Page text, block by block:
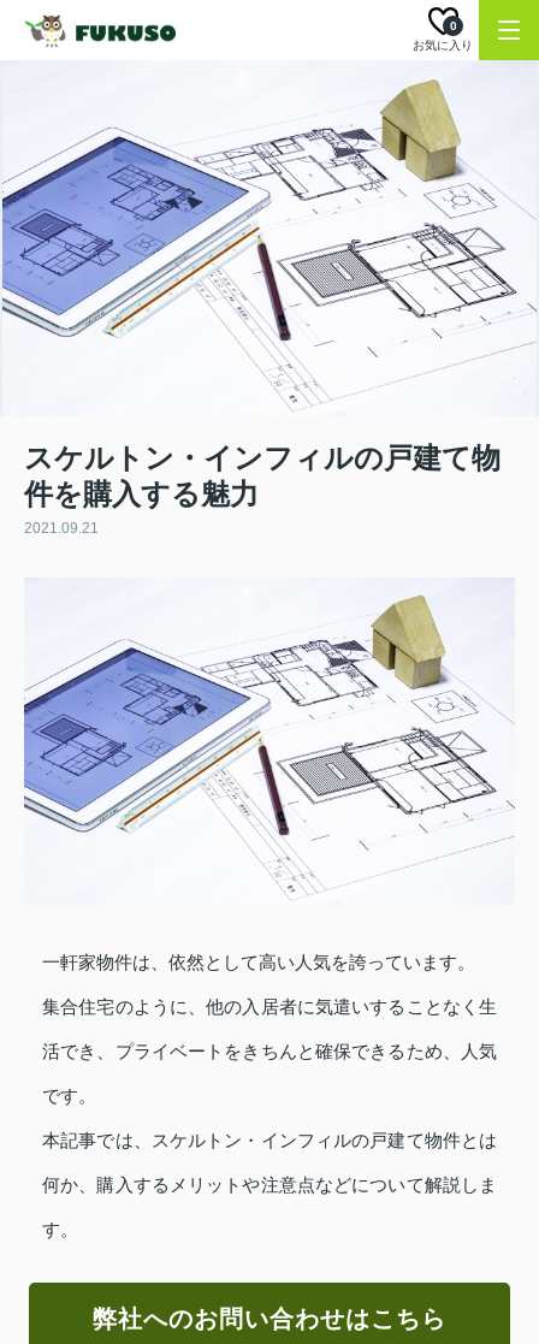
お気に入り
0
スケルトン・インフィルの戸建て物
件を購入する魅力
2021.09.21
一軒家物件は、依然として高い人気を誇っています。
集合住宅のように、他の入居者に気遣いすることなく生
活でき、プライベートをきちんと確保できるため、人気
です。
本記事では、スケルトン・インフィルの戸建て物件とは
何か、購入するメリットや注意点などについて解説しま
す。
弊社へのお問い合わせはこちら